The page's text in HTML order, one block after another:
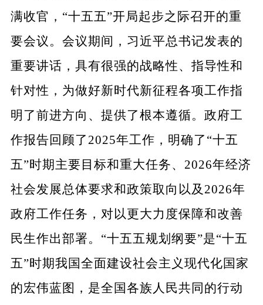
满收官，“十五五”开局起步之际召开的重
要会议。会议期间，习近平总书记发表的
重要讲话，具有很强的战略性、指导性和
针对性，为做好新时代新征程各项工作指
明了前进方向、提供了根本遵循。政府工
作报告回顾了2025年工作，明确了“十五
五”时期主要目标和重大任务、2026年经济
社会发展总体要求和政策取向以及2026年
政府工作任务，对以更大力度保障和改善
民生作出部署。“十五五规划纲要”是“十五
五”时期我国全面建设社会主义现代化国家
的宏伟蓝图，是全国各族人民共同的行动